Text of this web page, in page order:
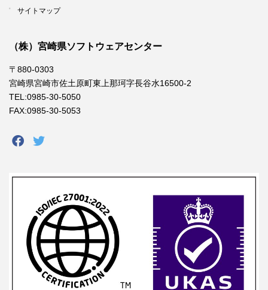
サイトマップ
（株）宮崎県ソフトウェアセンター
〒880-0303
宮崎県宮崎市佐土原町東上那珂字長谷水16500-2
TEL:0985-30-5050
FAX:0985-30-5053